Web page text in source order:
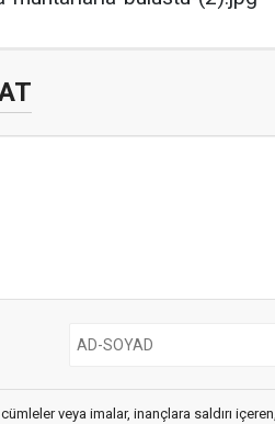
veya imalar, inançlara saldırı